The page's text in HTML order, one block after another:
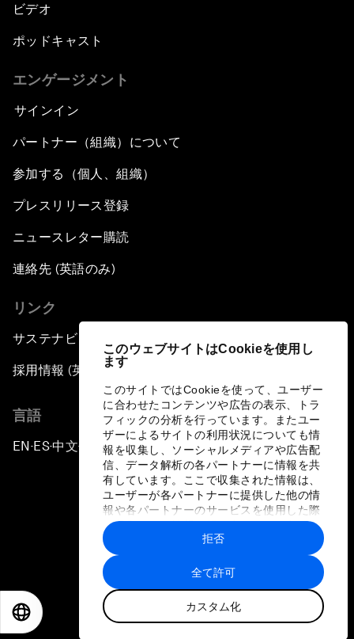
このウェブサイトはCookieを使用し
ます
このサイトではCookieを使って、ユーザー
に合わせたコンテンツや広告の表示、トラ
フィックの分析を行っています。またユー
ザーによるサイトの利用状況についても情
報を収集し、ソーシャルメディアや広告配
信、データ解析の各パートナーに情報を共
有しています。ここで収集された情報は、
ユーザーが各パートナーに提供した他の情
報や各パートナーのサービスを使用した際
に収集された情報と組み合わされ、各パー
トナーによって使用されることがありま
す。
全て許可
カスタム化
拒否
ビデオ
ポッドキャスト
エンゲージメント
サインイン
パートナー（組織）について
参加する（個人、組織）
プレスリリース登録
ニュースレター購読
連絡先 (英語のみ)
リンク
サステナビリティへの取り組み
採用情報 (英語のみ)
言語
EN ▪ES▪中文▪ 日本語
プライバシーポリシーと利用規約
サイトマップ
©
世界経済フォーラム